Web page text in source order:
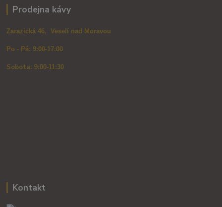
Prodejna kávy
Zarazická 46, Veselí nad Moravou
Po - Pá: 9:00-17:00
Sobota: 9:00-11:30
Kontakt